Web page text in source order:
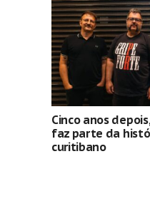
Cinco anos
faz parte da
curitibano